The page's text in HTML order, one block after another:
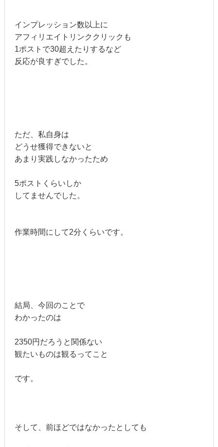
インプレッション数以上に
アフィリエイトリンククリックも
1ポストで30超えたりするなど
反応が良すぎでした。
ただ、私自身は
どうせ獲得できないと
あまり実践しなかったため
5ポストくらいしか
してませんでした。
作業時間にして2分くらいです。
結局、今回のことで
わかったのは
2350円だろうと関係ない
観たいものは観るってこと
です。
そして、前ほどではなかったとしても